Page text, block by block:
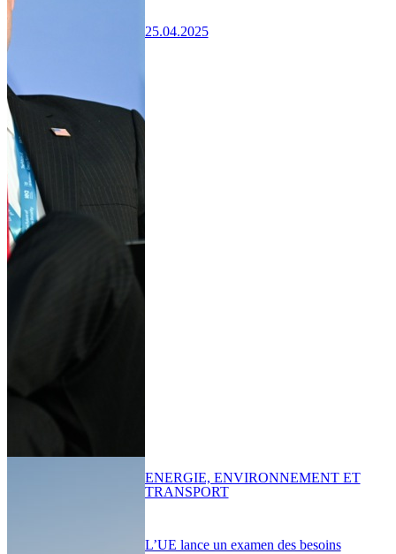
25.04.2025
L’UE lance un examen des besoins
ENERGIE, ENVIRONNEMENT ET
TRANSPORT